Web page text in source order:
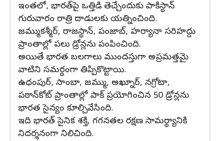
ఇంతలో, భారత్‌పై ఒత్తిడి తెచ్చేందుకు పాకిస్థాన్‌
గురువారం రాత్రి దాడులకు యత్నించింది.
జమ్ముకశ్మీర్‌, రాజస్థాన్‌, పంజాబ్‌, హర్యానా సరిహద్దు
ప్రాంతాల్లో పలు డ్రోన్లను పంపించింది.
అయితే భారత బలగాలు ముందస్తుగా అప్రమత్తమై
వాటిని సమర్థంగా తిప్పికొట్టాయి.
ఉధంపుర్‌, సాంబా, జమ్ము, అఖ్నూర్‌, నగ్రోటా,
పఠాన్‌కోట్‌ ప్రాంతాల్లో పాక్‌ ప్రయోగించిన 50 డ్రోన్లను
భారత సైన్యం కూల్చివేసింది.
ఇది భారత్‌ సైనిక శక్తి, గగనతల రక్షణ సామర్థ్యానికి
నిదర్శనంగా నిలిచింది.